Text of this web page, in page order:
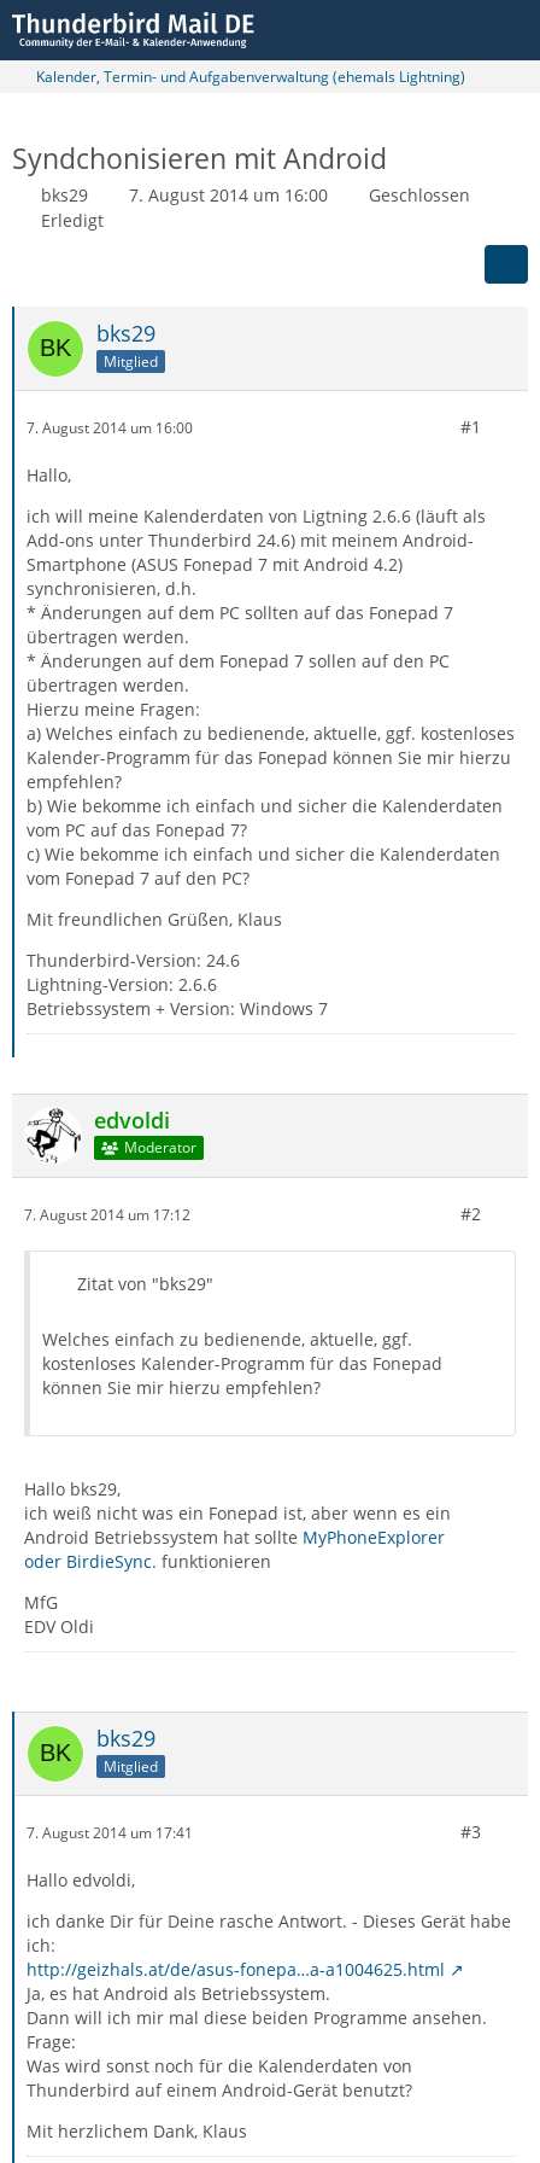
Kalender, Termin- und Aufgabenverwaltung (ehemals Lightning)
Syndchonisieren mit Android
bks29 7. August 2014 um 16:00
Geschlossen
Erledigt
bks29
Mitglied
7. August 2014 um 16:00 #1
Hallo,
ich will meine Kalenderdaten von Ligtning 2.6.6 (läuft als
Add-ons unter Thunderbird 24.6) mit meinem Android-
Smartphone (ASUS Fonepad 7 mit Android 4.2)
synchronisieren, d.h.
* Änderungen auf dem PC sollten auf das Fonepad 7
übertragen werden.
* Änderungen auf dem Fonepad 7 sollen auf den PC
übertragen werden.
Hierzu meine Fragen:
a) Welches einfach zu bedienende, aktuelle, ggf. kostenloses
Kalender-Programm für das Fonepad können Sie mir hierzu
empfehlen?
b) Wie bekomme ich einfach und sicher die Kalenderdaten
vom PC auf das Fonepad 7?
c) Wie bekomme ich einfach und sicher die Kalenderdaten
vom Fonepad 7 auf den PC?
Mit freundlichen Grüßen, Klaus
Thunderbird-Version: 24.6
Lightning-Version: 2.6.6
Betriebssystem + Version: Windows 7
edvoldi
Moderator
7. August 2014 um 17:12 #2
Zitat von "bks29"
Welches einfach zu bedienende, aktuelle, ggf.
kostenloses Kalender-Programm für das Fonepad
können Sie mir hierzu empfehlen?
Hallo bks29,
ich weiß nicht was ein Fonepad ist, aber wenn es ein
Android Betriebssystem hat sollte MyPhoneExplorer
oder BirdieSync. funktionieren
MfG
EDV Oldi
bks29
Mitglied
7. August 2014 um 17:41 #3
Hallo edvoldi,
ich danke Dir für Deine rasche Antwort. - Dieses Gerät habe
ich:
http://geizhals.at/de/asus-fonepa…a-a1004625.html
Ja, es hat Android als Betriebssystem.
Dann will ich mir mal diese beiden Programme ansehen.
Frage:
Was wird sonst noch für die Kalenderdaten von
Thunderbird auf einem Android-Gerät benutzt?
Mit herzlichem Dank, Klaus